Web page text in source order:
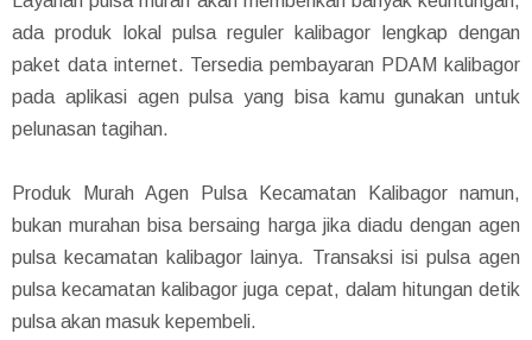
ada produk lokal pulsa reguler kalibagor lengkap dengan
paket data internet. Tersedia pembayaran PDAM kalibagor
pada aplikasi agen pulsa yang bisa kamu gunakan untuk
pelunasan tagihan.
Produk Murah Agen Pulsa Kecamatan Kalibagor namun,
bukan murahan bisa bersaing harga jika diadu dengan agen
pulsa kecamatan kalibagor lainya. Transaksi isi pulsa agen
pulsa kecamatan kalibagor juga cepat, dalam hitungan detik
pulsa akan masuk kepembeli.